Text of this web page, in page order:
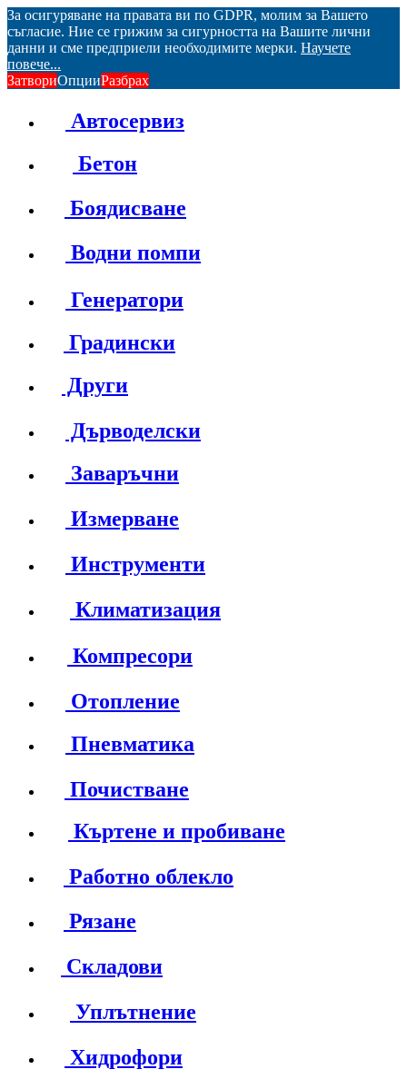
За осигуряване на правата ви по GDPR, молим за Вашето
съгласие. Ние се грижим за сигурността на Вашите лични
данни и сме предприели необходимите мерки. Научете
повече...
ЗатвориОпцииРазбрах
Автосервиз
Бетон
Боядисване
Водни помпи
Генератори
Градински
Други
Дърводелски
Заваръчни
Измерване
Инструменти
Климатизация
Компресори
Отопление
Пневматика
Почистване
Къртене и пробиване
Работно облекло
Рязане
Складови
Уплътнение
Хидрофори